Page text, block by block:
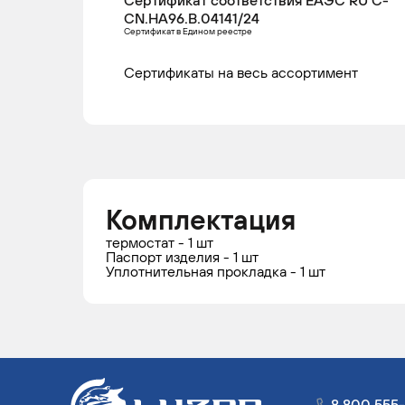
CN.НА96.В.04141/24
Сертификат в Едином реестре
Сертификаты на весь ассортимент
Комплектация
термостат - 1 шт
Паспорт изделия - 1 шт
Уплотнительная прокладка - 1 шт